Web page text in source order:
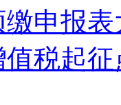
申报
税起